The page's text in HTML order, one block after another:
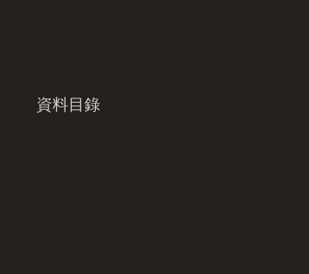
資料目錄